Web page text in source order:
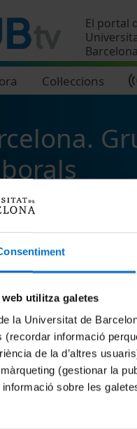
utilitza galetes
la Universitat de
(recordar informació
de la d’altres
(gestionar la
sobre les
El portal
Barcelona
Col·leccions